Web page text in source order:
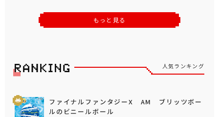
もっと見る
人気ランキング
ファイナルファンタジーX AM ブリッツボー
ルのビニールボール